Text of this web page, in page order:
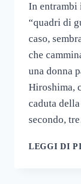
In entrambi
“quadri di
caso,
che
una donna
Hiroshima,
caduta
secondo,
LEGGI DI